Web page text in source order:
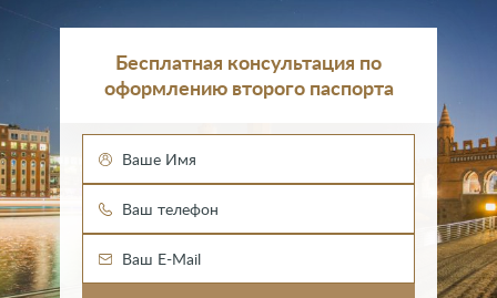
Бесплатная консультация по
оформлению второго паспорта